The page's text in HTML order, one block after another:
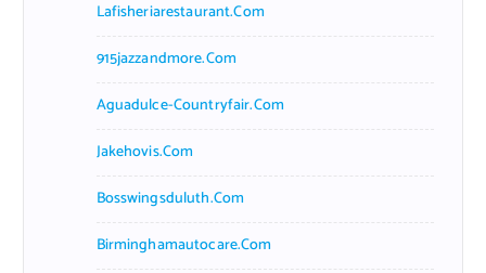
Lafisheriarestaurant.com
915jazzandmore.com
Aguadulce-Countryfair.com
Jakehovis.com
Bosswingsduluth.com
Birminghamautocare.com